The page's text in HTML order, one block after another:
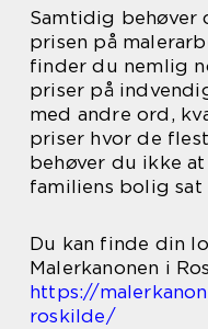
Samtidig behøver
prisen på
finder du nemlig
priser på
med andre ord,
priser hvor de
behøver du ikke
familiens bolig
Du kan finde din
Malerkanonen i
https://
roskilde/